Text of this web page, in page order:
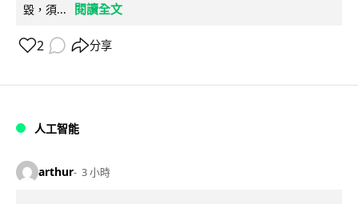
毀，須...
閱讀全文
2 分享
人工智能
arthur 3 小時